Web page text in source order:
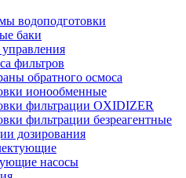
водоподготовки
баки
фильтров
обратного осмоса
ионообменные
фильтрации OXIDIZER
фильтрации безреагентные
дозирования
насосы